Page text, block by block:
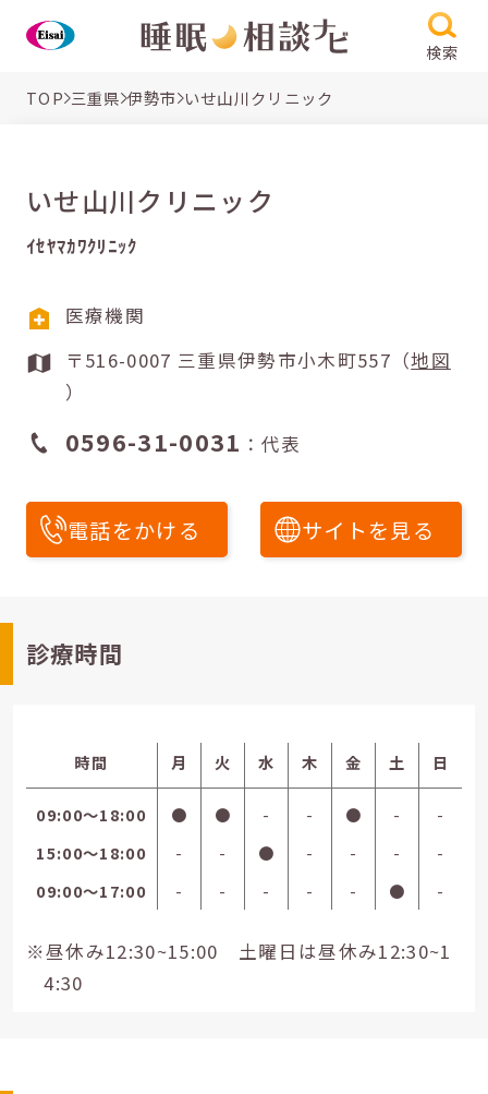
検索
TOP 三重県 伊勢市 いせ山川クリニック
いせ山川クリニック
ｲｾﾔﾏｶﾜｸﾘﾆｯｸ
医療機関
〒516-0007 三重県伊勢市小木町557（地図
）
0596-31-0031 ：代表
電話をかける サイトを見る
診療時間
時間 月 火 水 木 金 土 日
09:00〜18:00 ● ● - - ● -
-
15:00〜18:00
- - ● - - -
-
09:00〜17:00
- - - - - ● -
※昼休み12:30~15:00 土曜日は昼休み12:30~1
4:30